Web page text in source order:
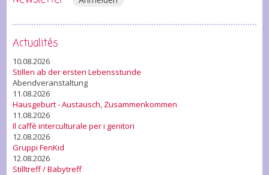
Actualités
10.08.2026
Stillen ab der ersten Lebensstunde
Abendveranstaltung
11.08.2026
Hausgeburt - Austausch, Zusammenkommen
11.08.2026
Il caffè interculturale per i genitori
12.08.2026
Gruppi FenKid
12.08.2026
Stilltreff / Babytreff